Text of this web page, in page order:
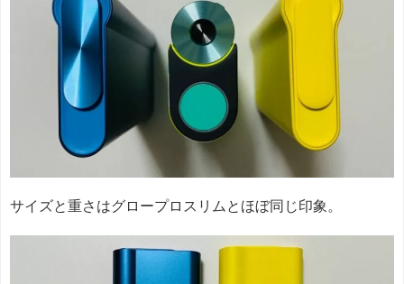
サイズと重さはグロープロスリムとほぼ同じ印象。